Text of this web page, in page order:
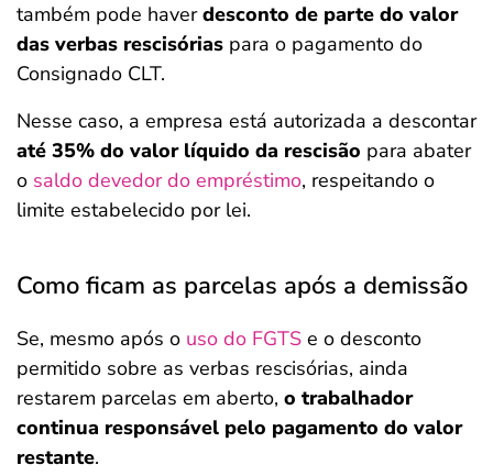
também pode haverdesconto de parte do valor
das verbas rescisórias para o pagamento do
Consignado CLT.
Nesse caso, a empresa está autorizada a descontar
até 35% do valor líquido da rescisão para abater
o saldo devedor do empréstimo, respeitando o
limite estabelecido por lei.
Como ficam as parcelas após a demissão
Se, mesmo após o uso do FGTS e o desconto
permitido sobre as verbas rescisórias, ainda
restarem parcelas em aberto, o trabalhador
continua responsável pelo pagamento do valor
restante.